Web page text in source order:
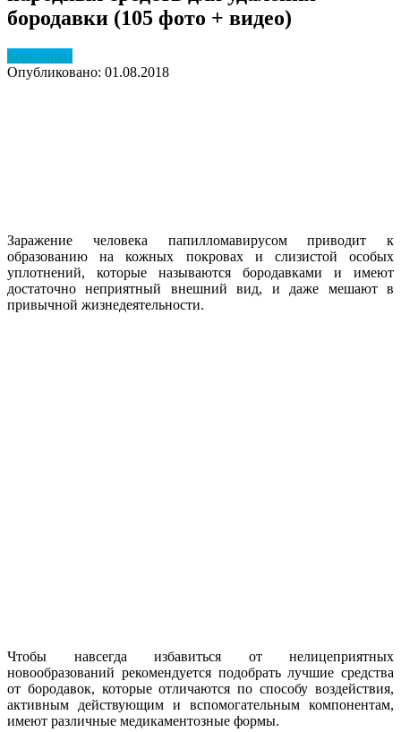
бородавки (105 фото + видео)
Бородавки
Опубликовано: 01.08.2018
Заражение человека папилломавирусом приводит к
образованию на кожных покровах и слизистой особых
уплотнений, которые называются бородавками и имеют
достаточно неприятный внешний вид, и даже мешают в
привычной жизнедеятельности.
Чтобы навсегда избавиться от нелицеприятных
новообразований рекомендуется подобрать лучшие средства
от бородавок, которые отличаются по способу воздействия,
активным действующим и вспомогательным компонентам,
имеют различные медикаментозные формы.